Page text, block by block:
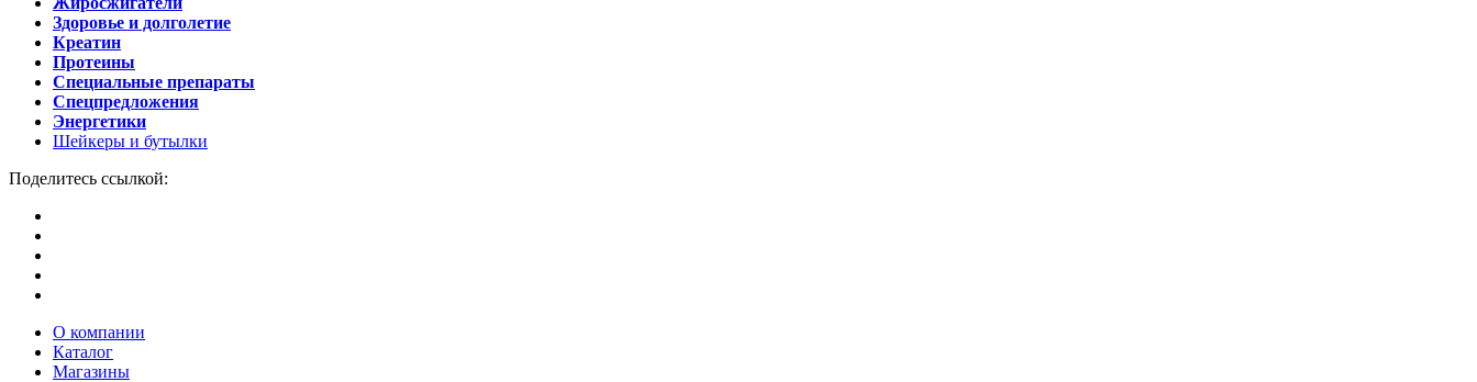
Здоровье и долголетие
Креатин
Протеины
Специальные препараты
Спецпредложения
Энергетики
Шейкеры и бутылки
Поделитесь ссылкой:
О компании
Каталог
Магазины